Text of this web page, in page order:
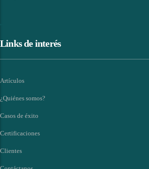
Links de interés
Artículos
¿Quiénes somos?
Casos de éxito
Certificaciones
Clientes